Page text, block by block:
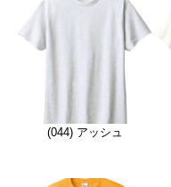
(044) アッシュ